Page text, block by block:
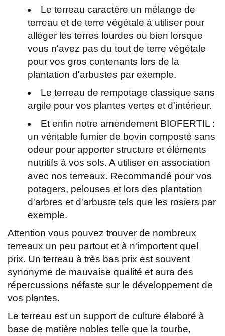
Le terreau caractère un mélange de
terreau et de terre végétale à utiliser pour
alléger les terres lourdes ou bien lorsque
vous n'avez pas du tout de terre végétale
pour vos gros contenants lors de la
plantation d'arbustes par exemple.
Le terreau de rempotage classique sans
argile pour vos plantes vertes et d'intérieur.
Et enfin notre amendement BIOFERTIL :
un véritable fumier de bovin composté sans
odeur pour apporter structure et éléments
nutritifs à vos sols. A utiliser en association
avec nos terreaux. Recommandé pour vos
potagers, pelouses et lors des plantation
d'arbres et d'arbuste tels que les rosiers par
exemple.
Attention vous pouvez trouver de nombreux
terreaux un peu partout et à n'importent quel
prix. Un terreau à très bas prix est souvent
synonyme de mauvaise qualité et aura des
répercussions néfaste sur le développement de
vos plantes.
Le terreau est un support de culture élaboré à
base de matière nobles telle que la tourbe,